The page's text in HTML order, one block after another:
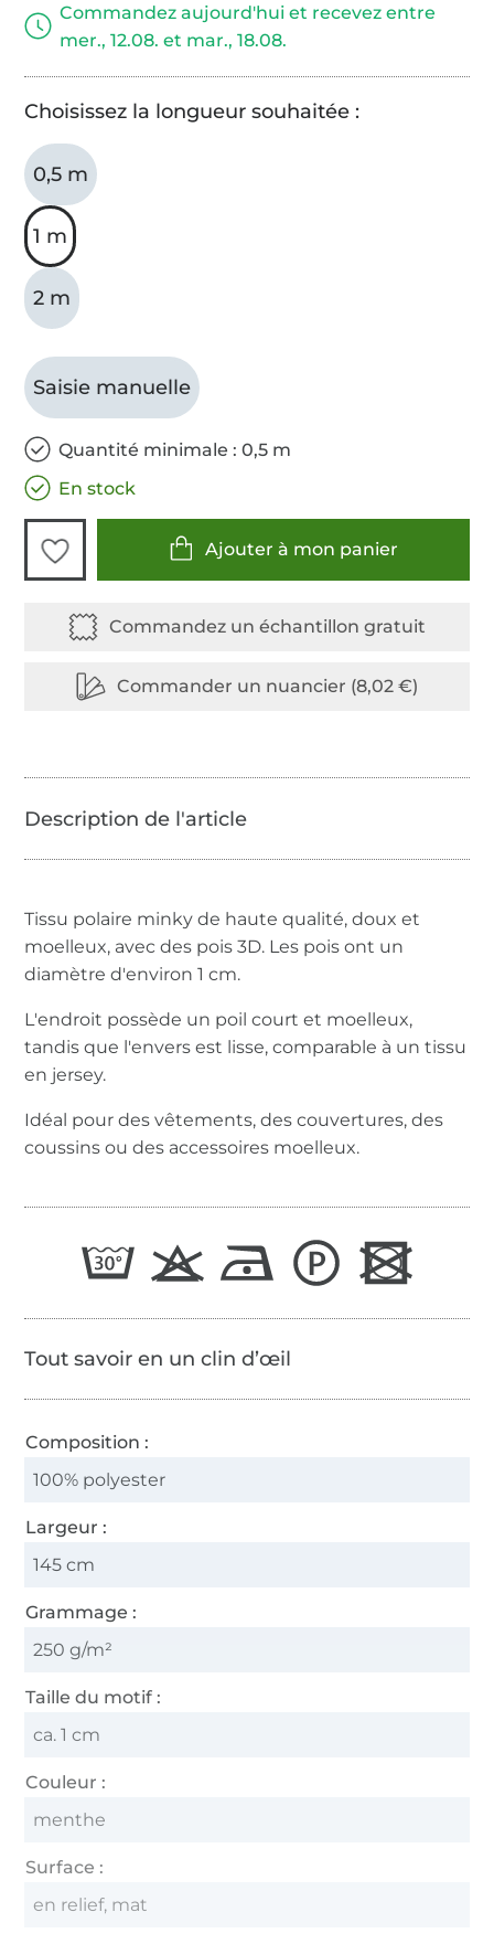
Commandez aujourd'hui et recevez entre
mer., 12.08. et mar., 18.08.
Choisissez la longueur souhaitée :
0,5 m
1 m
2 m
Saisie manuelle
Quantité minimale : 0,5 m
En stock
Ajouter à mon panier
Tissu polaire minky de haute qualité, doux et
moelleux, avec des pois 3D. Les pois ont un
diamètre d'environ 1 cm.
L'endroit possède un poil court et moelleux,
tandis que l'envers est lisse, comparable à un tissu
en jersey.
Idéal pour des vêtements, des couvertures, des
coussins ou des accessoires moelleux.
Tout savoir en un clin d’œil
Composition :
100% polyester
Largeur :
145 cm
Grammage :
250 g/m²
Taille du motif :
ca. 1 cm
Couleur :
menthe
Surface :
en relief, mat